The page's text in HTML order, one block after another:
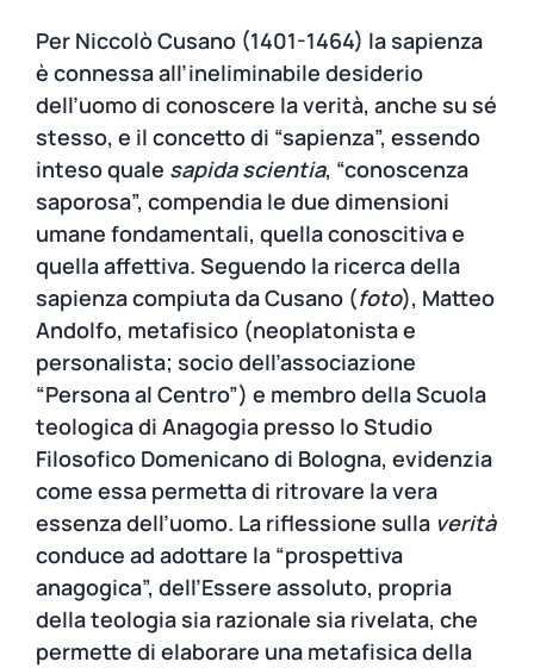
Per Niccolò Cusano (1401-1464) la sapienza
è connessa all’ineliminabile desiderio
dell’uomo di conoscere la verità, anche su sé
stesso, e il concetto di “sapienza”, essendo
inteso quale sapida scientia, “conoscenza
saporosa”, compendia le due dimensioni
umane fondamentali, quella conoscitiva e
quella affettiva. Seguendo la ricerca della
sapienza compiuta da Cusano (foto), Matteo
Andolfo, metafisico (neoplatonista e
personalista; socio dell’associazione
“Persona al Centro”) e membro della Scuola
teologica di Anagogia presso lo Studio
Filosofico Domenicano di Bologna, evidenzia
come essa permetta di ritrovare la vera
essenza dell’uomo. La riflessione sulla verità
conduce ad adottare la “prospettiva
anagogica”, dell’Essere assoluto, propria
della teologia sia razionale sia rivelata, che
permette di elaborare una metafisica della